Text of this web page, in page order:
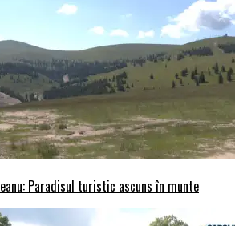
Paradisul turistic ascuns în munte